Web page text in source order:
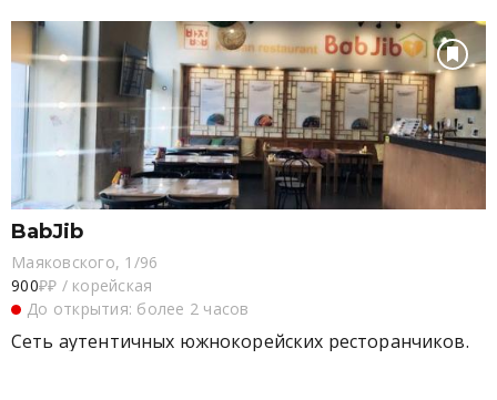
BabJib
Маяковского, 1/96
900₽₽ / корейская
До открытия: более 2 часов
Сеть аутентичных южнокорейских ресторанчиков.